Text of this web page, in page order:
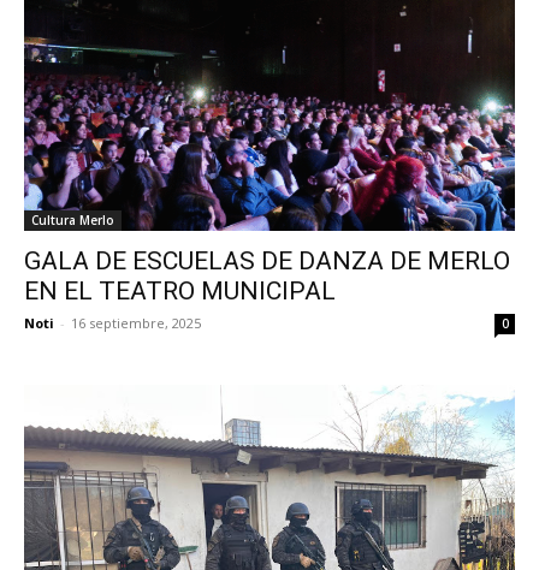
Cultura Merlo
GALA DE ESCUELAS DE DANZA DE MERLO
EN EL TEATRO MUNICIPAL
Noti - 16 septiembre, 2025 0